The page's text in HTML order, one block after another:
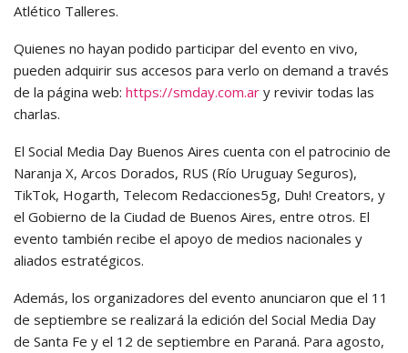
Atlético Talleres.
Quienes no hayan podido participar del evento en vivo,
pueden adquirir sus accesos para verlo on demand a través
de la página web: https://smday.com.ar y revivir todas las
charlas.
El Social Media Day Buenos Aires cuenta con el patrocinio de
Naranja X, Arcos Dorados, RUS (Río Uruguay Seguros),
TikTok, Hogarth, Telecom Redacciones5g, Duh! Creators, y
el Gobierno de la Ciudad de Buenos Aires, entre otros. El
evento también recibe el apoyo de medios nacionales y
aliados estratégicos.
Además, los organizadores del evento anunciaron que el 11
de septiembre se realizará la edición del Social Media Day
de Santa Fe y el 12 de septiembre en Paraná. Para agosto,